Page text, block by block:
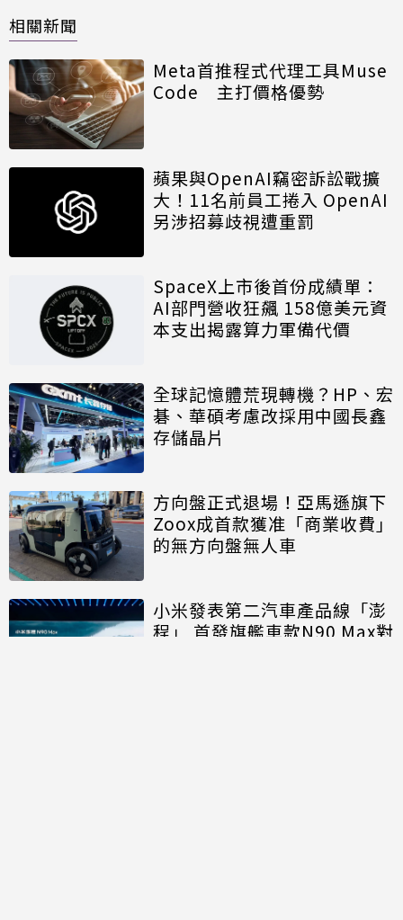
相關新聞
Meta首推程式代理工具Muse
Code 主打價格優勢
蘋果與OpenAI竊密訴訟戰擴
大！11名前員工捲入 OpenAI
另涉招募歧視遭重罰
SpaceX上市後首份成績單：
AI部門營收狂飆 158億美元資
本支出揭露算力軍備代價
全球記憶體荒現轉機？HP、宏
碁、華碩考慮改採用中國長鑫
存儲晶片
方向盤正式退場！亞馬遜旗下
Zoox成首款獲准「商業收費」
的無方向盤無人車
小米發表第二汽車產品線「澎
程」 首發旗艦車款N90 Max對